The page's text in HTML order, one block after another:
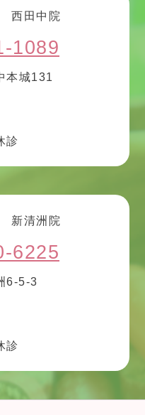
西田中院
1089
本城131
診
新清洲院
6225
6-5-3
診